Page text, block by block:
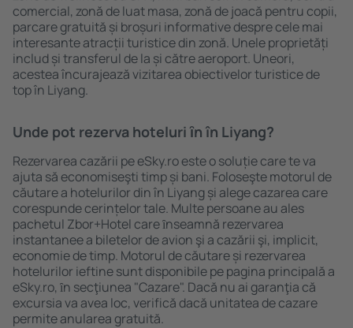
comercial, zonă de luat masa, zonă de joacă pentru copii,
parcare gratuită și broșuri informative despre cele mai
interesante atracții turistice din zonă. Unele proprietăți
includ și transferul de la și către aeroport. Uneori,
acestea încurajează vizitarea obiectivelor turistice de
top în Liyang.
Unde pot rezerva hoteluri ȋn în Liyang?
Rezervarea cazării pe eSky.ro este o soluție care te va
ajuta să economiseşti timp și bani. Foloseşte motorul de
căutare a hotelurilor din în Liyang și alege cazarea care
corespunde cerințelor tale. Multe persoane au ales
pachetul Zbor+Hotel care ȋnseamnă rezervarea
instantanee a biletelor de avion şi a cazării şi, implicit,
economie de timp. Motorul de căutare și rezervarea
hotelurilor ieftine sunt disponibile pe pagina principală a
eSky.ro, ȋn secţiunea "Cazare". Dacă nu ai garanţia că
excursia va avea loc, verifică dacă unitatea de cazare
permite anularea gratuită.